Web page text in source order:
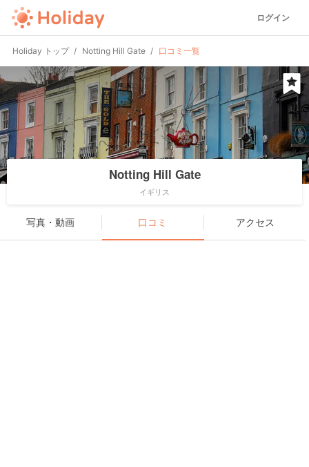
ログイン
Holiday トップ Notting Hill Gate 口コミ一覧
Notting Hill Gate
イギリス
写真・動画 口コミ アクセス